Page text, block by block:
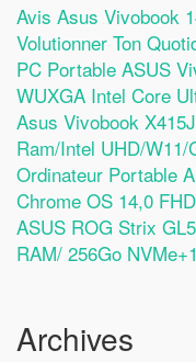
Avis Asus Vivobook
Volutionner Ton
PC Portable ASUS
WUXGA Intel Core
Asus Vivobook
Ram/Intel UHD/W11/
Ordinateur Portable
Chrome OS 14,0
ASUS ROG Strix
RAM/ 256Go
Archives